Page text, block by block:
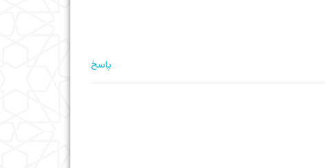
پاسخ